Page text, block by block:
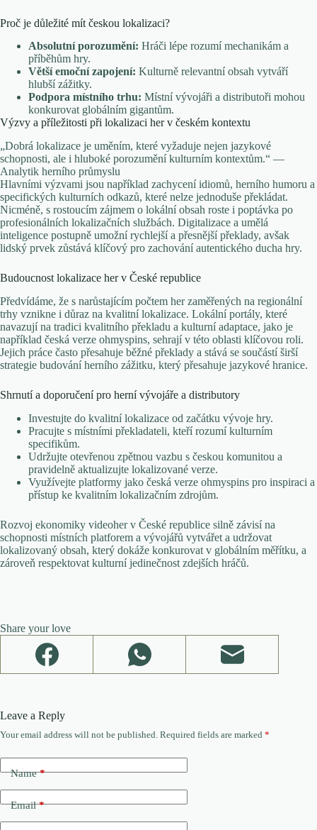
Proč je důležité mít českou lokalizaci?
Absolutní porozumění: Hráči lépe rozumí mechanikám a
příběhům hry.
Větší emoční zapojení: Kulturně relevantní obsah vytváří
hlubší zážitky.
Podpora místního trhu: Místní vývojáři a distributoři mohou
konkurovat globálním gigantům.
Výzvy a příležitosti při lokalizaci her v českém kontextu
„Dobrá lokalizace je uměním, které vyžaduje nejen jazykové
schopnosti, ale i hluboké porozumění kulturním kontextům.“ —
Analytik herního průmyslu
Hlavními výzvami jsou například zachycení idiomů, herního humoru a
specifických kulturních odkazů, které nelze jednoduše překládat.
Nicméně, s rostoucím zájmem o lokální obsah roste i poptávka po
profesionálních lokalizačních službách. Digitalizace a umělá
inteligence postupně umožní rychlejší a přesnější překlady, avšak
lidský prvek zůstává klíčový pro zachování autentického ducha hry.
Budoucnost lokalizace her v České republice
Předvídáme, že s narůstajícím počtem her zaměřených na regionální
trhy vznikne i důraz na kvalitní lokalizace. Lokální portály, které
navazují na tradici kvalitního překladu a kulturní adaptace, jako je
například česká verze ohmyspins, sehrají v této oblasti klíčovou roli.
Jejich práce často přesahuje běžné překlady a stává se součástí širší
strategie budování herního zážitku, který přesahuje jazykové hranice.
Shrnutí a doporučení pro herní vývojáře a distributory
Investujte do kvalitní lokalizace od začátku vývoje hry.
Pracujte s místními překladateli, kteří rozumí kulturním
specifikům.
Udržujte otevřenou zpětnou vazbu s českou komunitou a
pravidelně aktualizujte lokalizované verze.
Využívejte platformy jako česká verze ohmyspins pro inspiraci a
přístup ke kvalitním lokalizačním zdrojům.
Rozvoj ekonomiky videoher v České republice silně závisí na
schopnosti místních platforem a vývojářů vytvářet a udržovat
lokalizovaný obsah, který dokáže konkurovat v globálním měřítku, a
zároveň respektovat kulturní jedinečnost zdejších hráčů.
Share your love
Leave a Reply
Your email address will not be published. Required fields are marked *
Name*
Email*